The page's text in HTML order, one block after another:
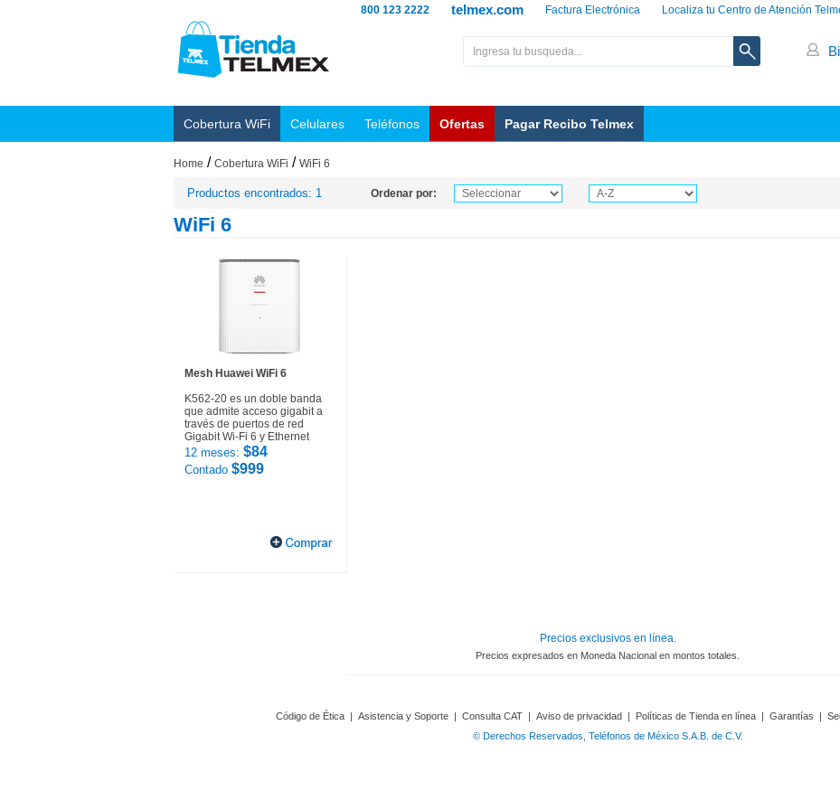
Localiza tu Centro de Atención
Factura Electrónica
telmex.com
800 123 2222
Cobertura WiFi Celulares Teléfonos Ofertas Pagar Recibo Telmex
Home / Cobertura WiFi / WiFi 6
Productos encontrados: 1 Ordenar por:
WiFi 6
Mesh Huawei WiFi 6
K562-20 es un doble banda
que admite acceso gigabit a
través de puertos de red
Gigabit Wi-Fi 6 y Ethernet
12 meses: $84
Contado $999
Precios exclusivos en línea.
Precios expresados en Moneda Nacional en montos totales.
Código de Ética | Asistencia y Soporte | Consulta CAT | Aviso de privacidad | Políticas de Tienda en línea | Garantías |
© Derechos Reservados, Teléfonos de México S.A.B. de C.V.